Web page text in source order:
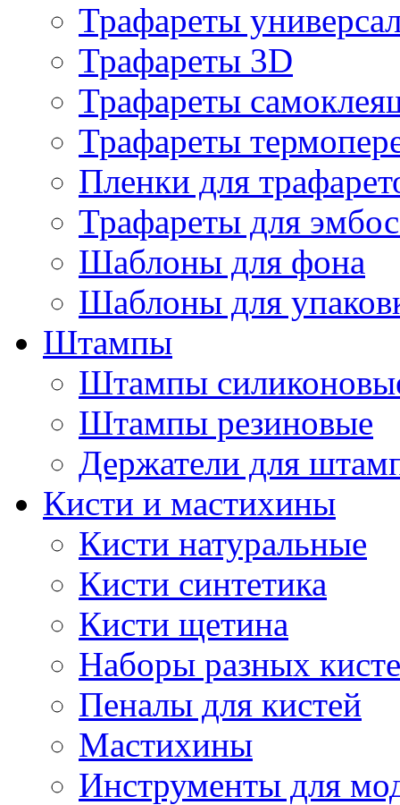
Трафареты
Трафареты 3D
Трафареты
Трафареты
Пленки для
Трафареты для
Шаблоны для фона
Шаблоны для
Штампы
Штампы
Штампы резиновые
Держатели для
Кисти и мастихины
Кисти натуральные
Кисти синтетика
Кисти щетина
Наборы разных
Пеналы для кистей
Мастихины
Инструменты для